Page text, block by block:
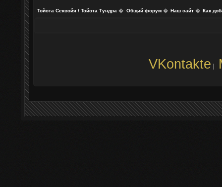
Тойота Секвойя / Тойота Тундра � Общий форум� Наш сайт� Как
VKontakte